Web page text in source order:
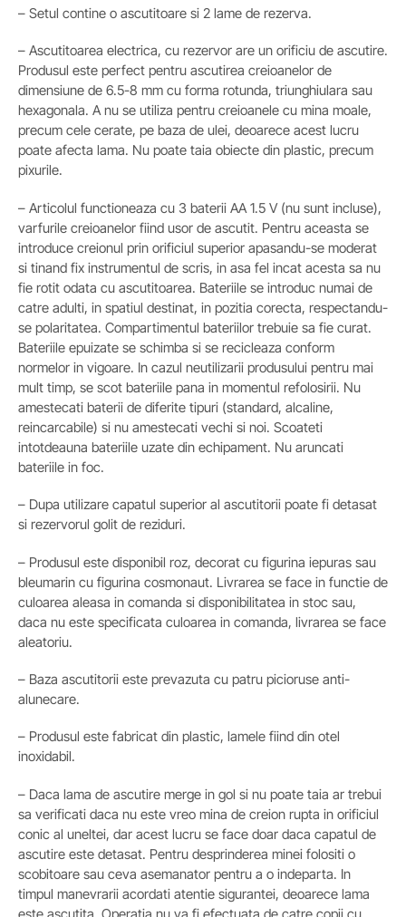
– Setul contine o ascutitoare si 2 lame de rezerva.
– Ascutitoarea electrica, cu rezervor are un orificiu de ascutire.
Produsul este perfect pentru ascutirea creioanelor de
dimensiune de 6.5-8 mm cu forma rotunda, triunghiulara sau
hexagonala. A nu se utiliza pentru creioanele cu mina moale,
precum cele cerate, pe baza de ulei, deoarece acest lucru
poate afecta lama. Nu poate taia obiecte din plastic, precum
pixurile.
– Articolul functioneaza cu 3 baterii AA 1.5 V (nu sunt incluse),
varfurile creioanelor fiind usor de ascutit. Pentru aceasta se
introduce creionul prin orificiul superior apasandu-se moderat
si tinand fix instrumentul de scris, in asa fel incat acesta sa nu
fie rotit odata cu ascutitoarea. Bateriile se introduc numai de
catre adulti, in spatiul destinat, in pozitia corecta, respectandu-
se polaritatea. Compartimentul bateriilor trebuie sa fie curat.
Bateriile epuizate se schimba si se recicleaza conform
normelor in vigoare. In cazul neutilizarii produsului pentru mai
mult timp, se scot bateriile pana in momentul refolosirii. Nu
amestecati baterii de diferite tipuri (standard, alcaline,
reincarcabile) si nu amestecati vechi si noi. Scoateti
intotdeauna bateriile uzate din echipament. Nu aruncati
bateriile in foc.
– Dupa utilizare capatul superior al ascutitorii poate fi detasat
si rezervorul golit de reziduri.
– Produsul este disponibil roz, decorat cu figurina iepuras sau
bleumarin cu figurina cosmonaut. Livrarea se face in functie de
culoarea aleasa in comanda si disponibilitatea in stoc sau,
daca nu este specificata culoarea in comanda, livrarea se face
aleatoriu.
– Baza ascutitorii este prevazuta cu patru picioruse anti-
alunecare.
– Produsul este fabricat din plastic, lamele fiind din otel
inoxidabil.
– Daca lama de ascutire merge in gol si nu poate taia ar trebui
sa verificati daca nu este vreo mina de creion rupta in orificiul
conic al uneltei, dar acest lucru se face doar daca capatul de
ascutire este detasat. Pentru desprinderea minei folositi o
scobitoare sau ceva asemanator pentru a o indeparta. In
timpul manevrarii acordati atentie sigurantei, deoarece lama